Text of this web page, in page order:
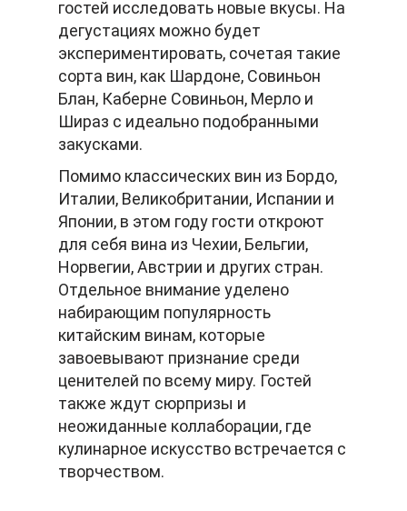
гостей исследовать новые вкусы. На
дегустациях можно будет
экспериментировать, сочетая такие
сорта вин, как Шардоне, Совиньон
Блан, Каберне Совиньон, Мерло и
Шираз с идеально подобранными
закусками.
Помимо классических вин из Бордо,
Италии, Великобритании, Испании и
Японии, в этом году гости откроют
для себя вина из Чехии, Бельгии,
Норвегии, Австрии и других стран.
Отдельное внимание уделено
набирающим популярность
китайским винам, которые
завоевывают признание среди
ценителей по всему миру. Гостей
также ждут сюрпризы и
неожиданные коллаборации, где
кулинарное искусство встречается с
творчеством.